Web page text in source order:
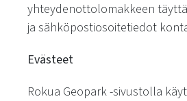
yhteydenottolomakkeen
ja sähköpostiosoitetiedot
Evästeet
Rokua Geopark -sivustolla